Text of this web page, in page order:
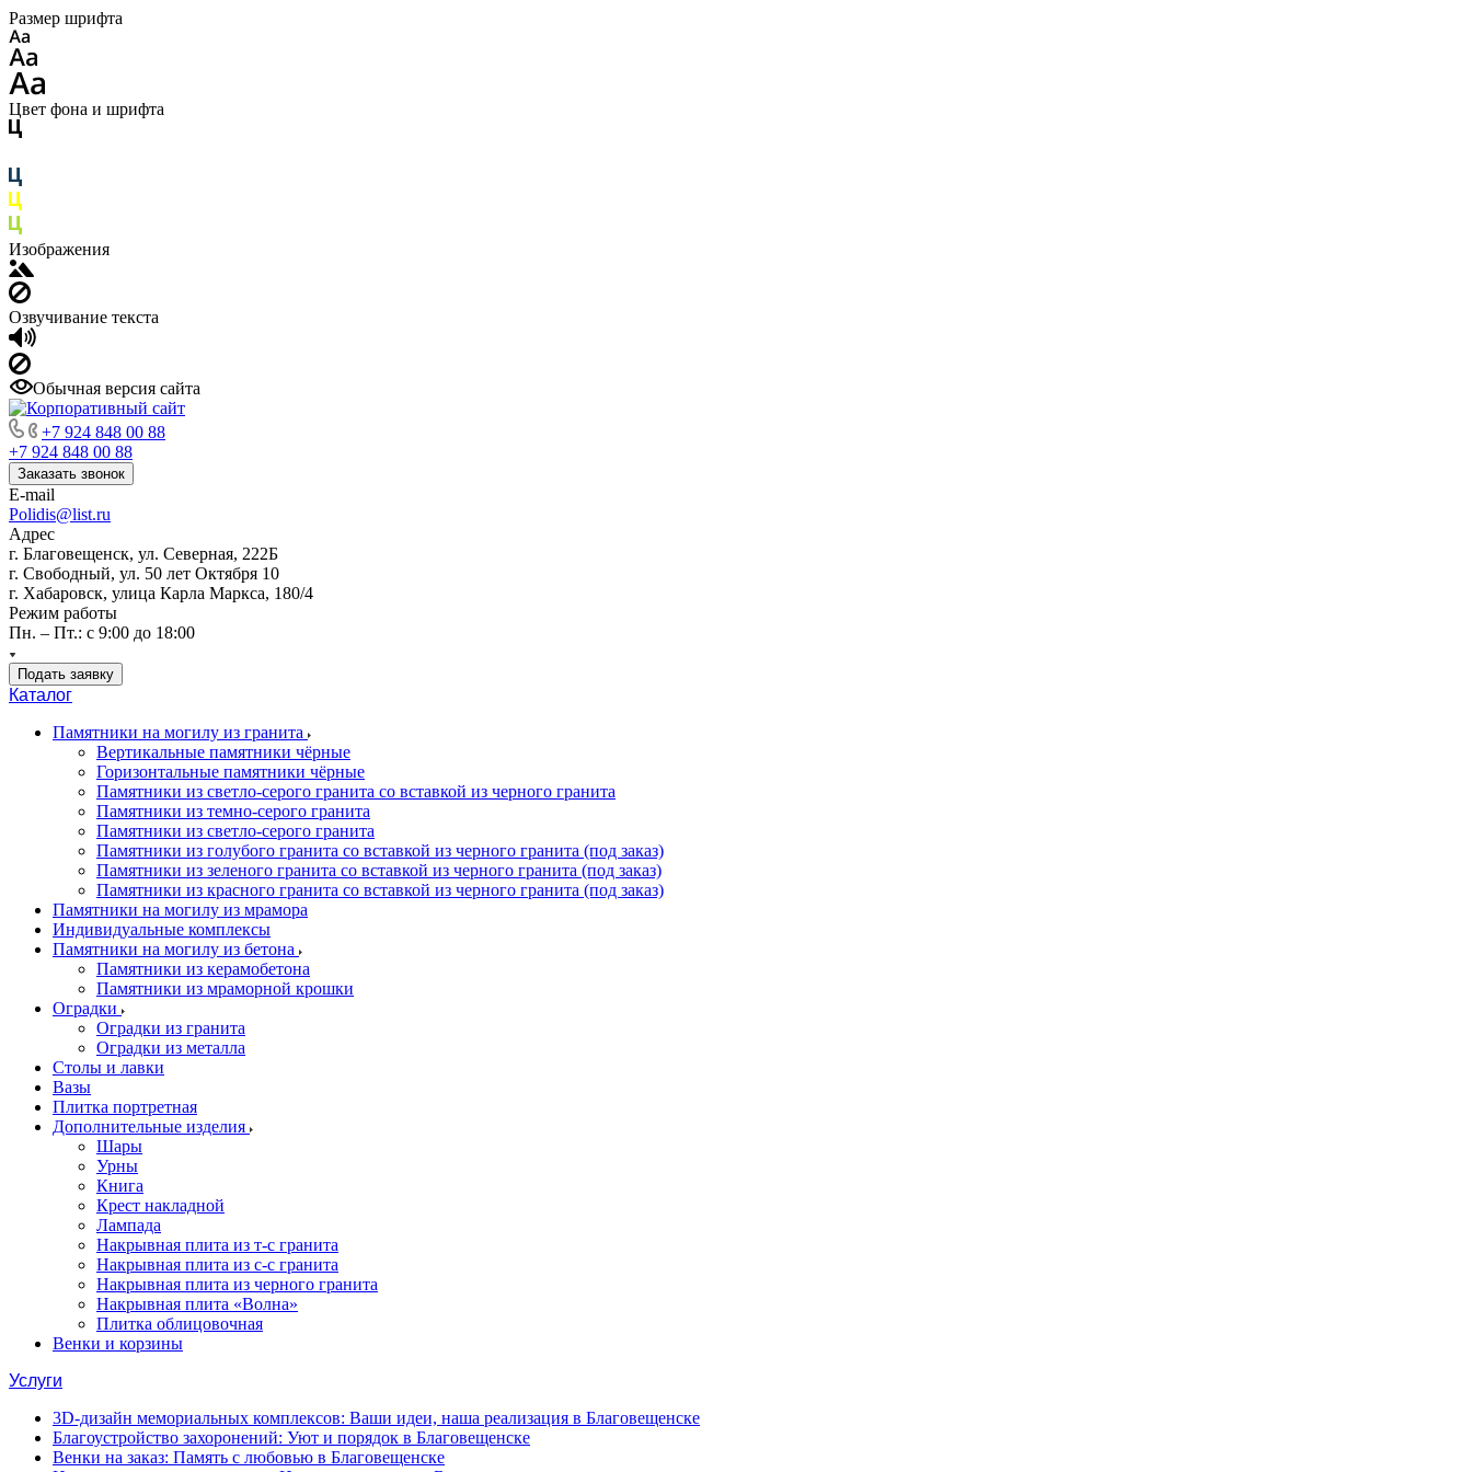
Размер шрифта
Цвет фона и шрифта
Изображения
Озвучивание текста
Обычная версия сайта
+7 924 848 00 88
+7 924 848 00 88
Заказать звонок
E-mail
Polidis@list.ru
Адрес
г. Благовещенск, ул. Северная, 222Б
г. Свободный, ул. 50 лет Октября 10
г. Хабаровск, улица Карла Маркса, 180/4
Режим работы
Пн. – Пт.: с 9:00 до 18:00
Подать заявку
Каталог
Памятники на могилу из гранита
Вертикальные памятники чёрные
Горизонтальные памятники чёрные
Памятники из светло-серого гранита со вставкой из черного гранита
Памятники из темно-серого гранита
Памятники из светло-серого гранита
Памятники из голубого гранита со вставкой из черного гранита (под заказ)
Памятники из зеленого гранита со вставкой из черного гранита (под заказ)
Памятники из красного гранита со вставкой из черного гранита (под заказ)
Памятники на могилу из мрамора
Индивидуальные комплексы
Памятники на могилу из бетона
Памятники из керамобетона
Памятники из мраморной крошки
Оградки
Оградки из гранита
Оградки из металла
Столы и лавки
Вазы
Плитка портретная
Дополнительные изделия
Шары
Урны
Книга
Крест накладной
Лампада
Накрывная плита из т-с гранита
Накрывная плита из с-с гранита
Накрывная плита из черного гранита
Накрывная плита «Волна»
Плитка облицовочная
Венки и корзины
Услуги
3D-дизайн мемориальных комплексов: Ваши идеи, наша реализация в Благовещенске
Благоустройство захоронений: Уют и порядок в Благовещенске
Венки на заказ: Память с любовью в Благовещенске